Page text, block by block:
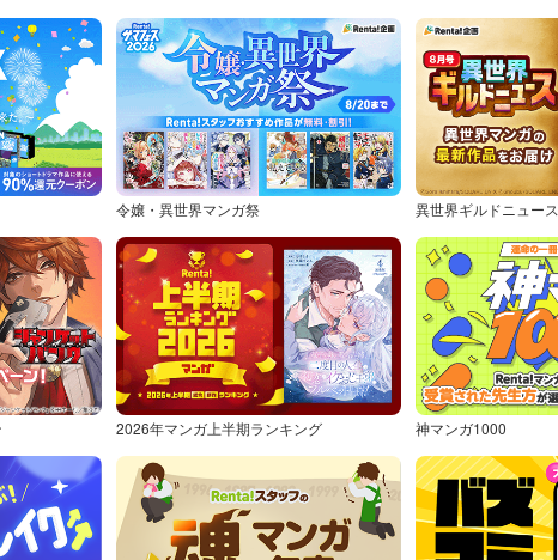
令嬢・異世界マンガ祭 異世界ギルドニュース
2026年マンガ上半期ランキング 神マンガ1000